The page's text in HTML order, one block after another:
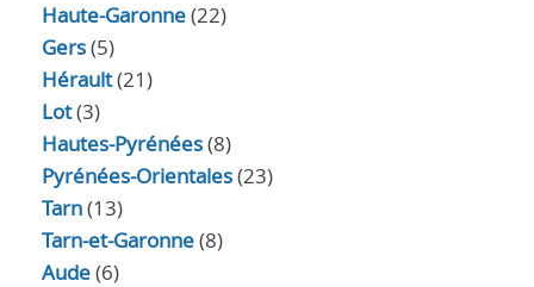
Haute-Garonne(22)
Gers(5)
Hérault(21)
Lot(3)
Hautes-Pyrénées(8)
Pyrénées-Orientales(23)
Tarn(13)
Tarn-et-Garonne(8)
Aude(6)